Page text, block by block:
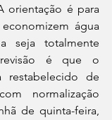
orientação é para
água
seja totalmente
é que o
restabelecido de
normalização
de quinta-feira,